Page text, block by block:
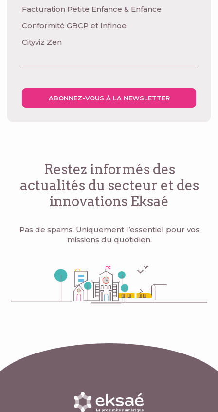
Facturation Petite Enfance & Enfance
Conformité GBCP et Infinoe
Cityviz Zen
ABONNEZ-VOUS À LA NEWSLETTER
Restez informés des
actualités du secteur et des
innovations Eksaé
Pas de spams. Uniquement l’essentiel pour vos
missions du quotidien.